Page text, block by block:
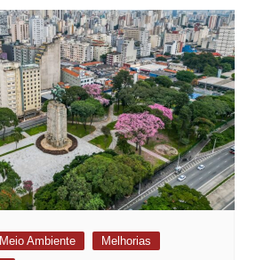
Meio Ambiente
Melhorias